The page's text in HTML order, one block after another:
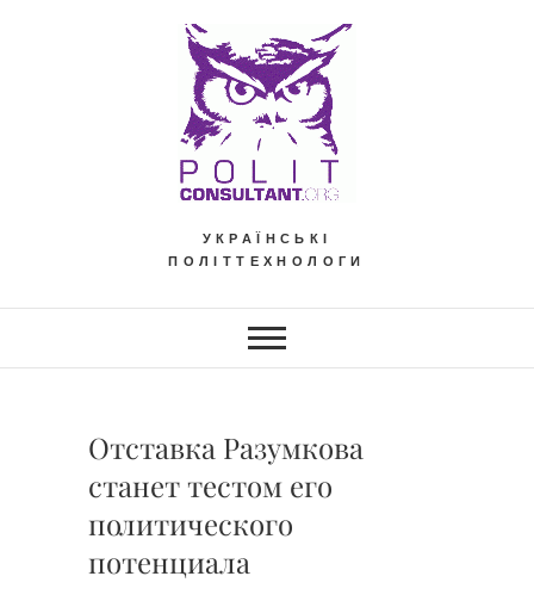
УКРАЇНСЬКІ
ПОЛІТТЕХНОЛОГИ
Отставка Разумкова
станет тестом его
политического
потенциала